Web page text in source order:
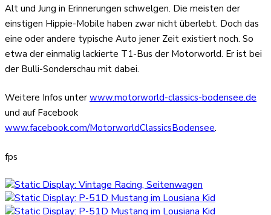
Alt und Jung in Erinnerungen schwelgen. Die meisten der
einstigen Hippie-Mobile haben zwar nicht überlebt. Doch das
eine oder andere typische Auto jener Zeit existiert noch. So
etwa der einmalig lackierte T1-Bus der Motorworld. Er ist bei
der Bulli-Sonderschau mit dabei.
Weitere Infos unter www.motorworld-classics-bodensee.de
und auf Facebook
www.facebook.com/MotorworldClassicsBodensee.
fps